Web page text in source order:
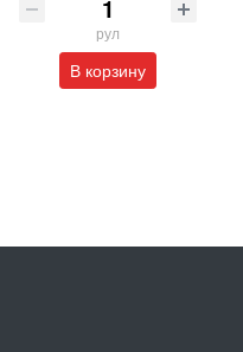
рул
В корзину